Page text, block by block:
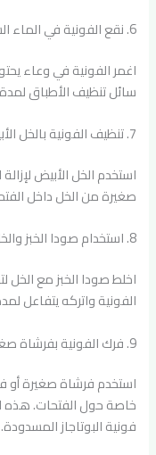
6. نقع الفونية في الماء الساخن
اغمر الفونية في وعاء
سائل تنظيف الأطباق لمدة 15 دقيقة لتليين الرواسب.
7. تنظيف الفونية بالخل الأبيض
استخدم الخل الأبيض
صغيرة من الخل داخل
8. استخدام صودا الخبز والخل
اخلط صودا الخبز مع
الفونية واتركه يتفاعل لمدة 10 دقائق قبل التنظيف
9. فرك الفونية بفرشاة صغيرة
استخدم فرشاة صغيرة أو
خاصة حول الفتحات. هذه
فونية البوتاجاز المسدودة.